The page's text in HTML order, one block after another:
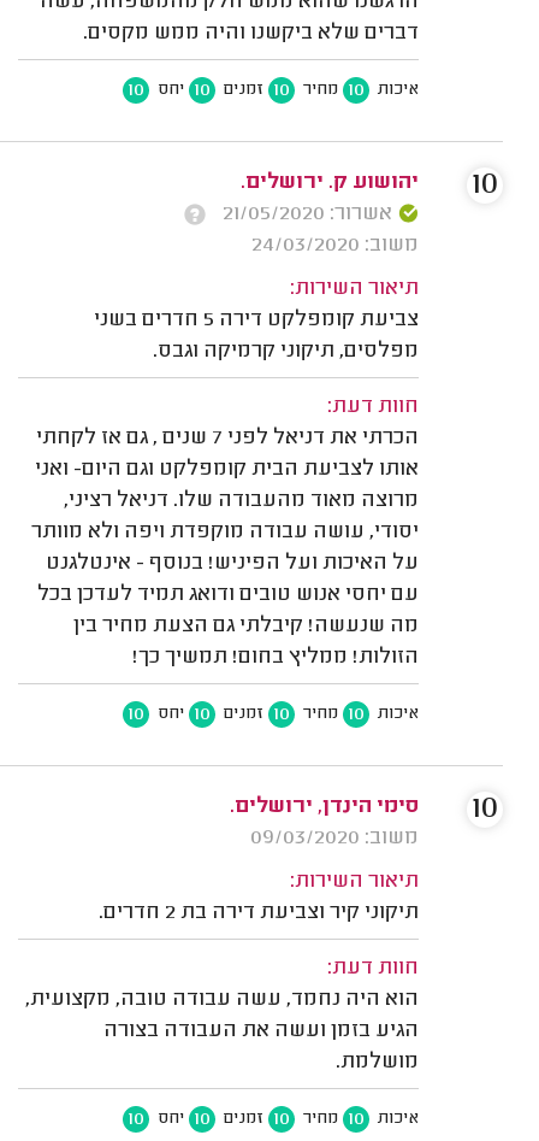
דברים שלא ביקשנו והיה ממש מקסים.
איכות 10 מחיר 10 זמנים 10 יחס 10
יהושוע ק. ירושלים.
אשרור: 21/05/2020
משוב: 24/03/2020
תיאור השירות:
צביעת קומפלקט דירה 5 חדרים בשני
מפלסים, תיקוני קרמיקה וגבס.
חוות דעת:
הכרתי את דניאל לפני 7 שנים , גם אז לקחתי
אותו לצביעת הבית קומפלקט וגם היום- ואני
מרוצה מאוד מהעבודה שלו. דניאל רציני,
יסודי, עושה עבודה מוקפדת ויפה ולא מוותר
על האיכות ועל הפיניש! בנוסף - אינטלגנט
עם יחסי אנוש טובים ודואג תמיד לעדכן בכל
מה שנעשה! קיבלתי גם הצעת מחיר בין
הזולות! ממליץ בחום! תמשיך כך!
איכות 10 מחיר 10 זמנים 10 יחס 10
10
סימי הינדן, ירושלים.
משוב: 09/03/2020
תיאור השירות:
תיקוני קיר וצביעת דירה בת 2 חדרים.
חוות דעת:
הוא היה נחמד, עשה עבודה טובה, מקצועית,
הגיע בזמן ועשה את העבודה בצורה
מושלמת.
איכות 10 מחיר 10 זמנים 10 יחס 10
10